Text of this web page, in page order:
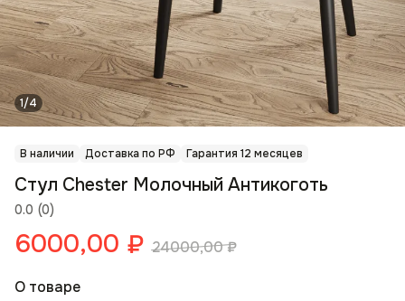
1/4
В наличии Доставка по РФ Гарантия 12 месяцев
0.0 (0)
Стул Chester Молочный Антикоготь
6000,00 ₽ 24000,00₽
О товаре